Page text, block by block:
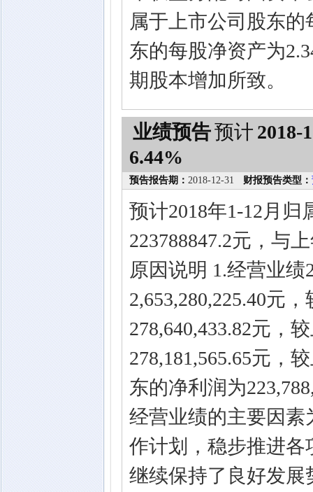
属于上市公司股东
东的每股净资产为
期股本增加所致。
业绩预告预计 2018-
6.44%
预告报告期： 2018-12-31 财报预告类型：
预计2018年1-12月
223788847.2元，与
原因说明 1.经营业
2,653,280,225.40元
278,640,433.82元，
278,181,565.65元，
东的净利润为
经营业绩的主要因素
作计划，稳步推进
继续保持了良好发